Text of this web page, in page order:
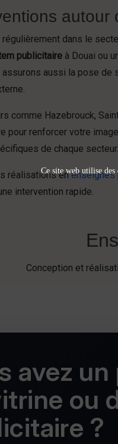
dans le
publicitaire à Douai ou
assurons aussi la pose
comme Hazebrouck,
pour renforcer votre
de chaque secteur.
réalisations enenseignes
intervention rapide.
Conception et
avez un
ou
?
Ce site web utilise